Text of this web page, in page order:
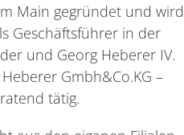
Main gegründet und wird
Geschäftsführer in der
und Georg Heberer IV.
Gmbh&Co.KG –
tätig.